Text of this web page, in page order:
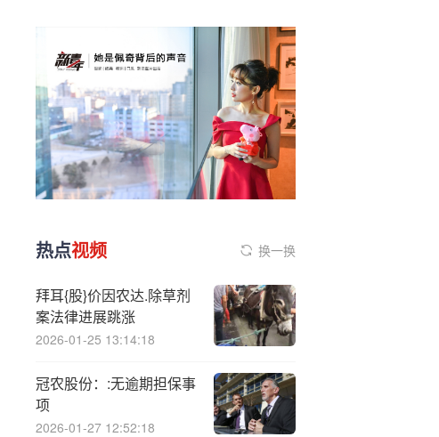
热点视频 换一换
拜耳{股}价因农达.除草剂
案法律进展跳涨
2026-01-25 13:14:18
冠农股份：:无逾期担保事
项
2026-01-27 12:52:18